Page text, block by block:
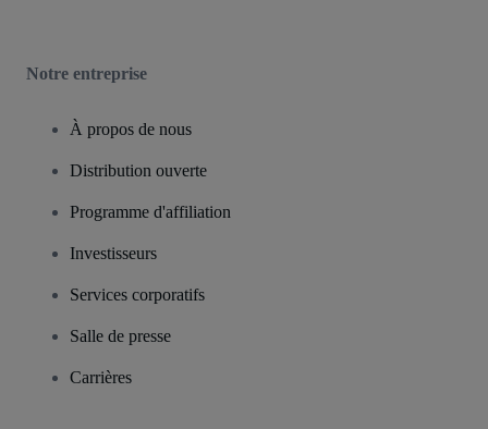
Notre entreprise
À propos de nous
Distribution ouverte
Programme d'affiliation
Investisseurs
Services corporatifs
Salle de presse
Carrières